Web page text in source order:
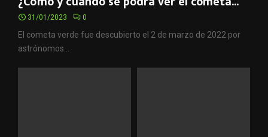
31/01/2023 0
El cometa verde fue descubierto el 2 de marzo de 2022 por
astrónomos...